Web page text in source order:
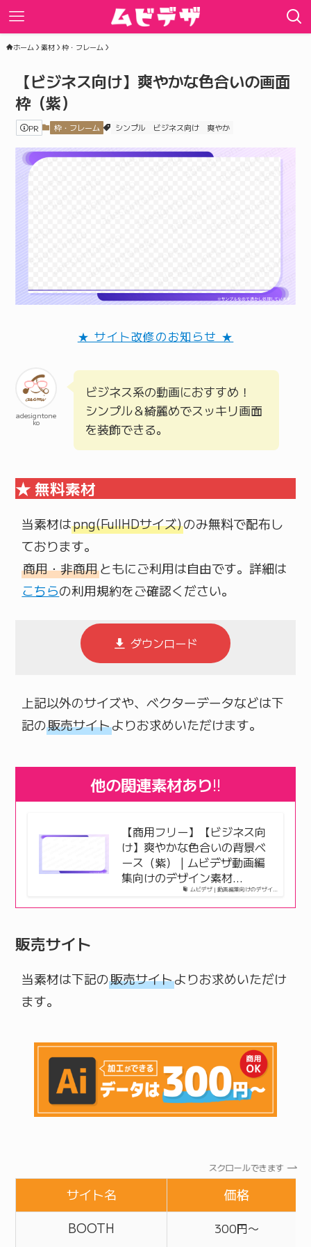
ホーム 素材 枠・フレーム
【ビジネス向け】爽やかな色合いの画面
枠（紫）
PR 枠・フレーム シンプル ビジネス向け 爽やか
★ サイト改修のお知らせ ★
adesigntone
ko
ビジネス系の動画におすすめ！
シンプル＆綺麗めでスッキリ画面
を装飾できる。
★ 無料素材
当素材はpng(FullHDサイズ)のみ無料で配布し
商用・非商用ともにご利用は自由です。詳細は
こちらの利用規約をご確認ください。
ダウンロード
上記以外のサイズや、ベクターデータなどは下
記の販売サイトよりお求めいただけます。
他の関連素材あり!!
ムビデザ | 動画編集向けのデザイ…
【商用フリー】【ビジネス向
け】爽やかな色合いの背景ベ
ース（紫） | ムビデザ動画編
集向けのデザイン素材…
販売サイト
当素材は下記の販売サイトよりお求めいただけ
ます。
スクロールできます
サイト名
価格
BOOTH
300円〜